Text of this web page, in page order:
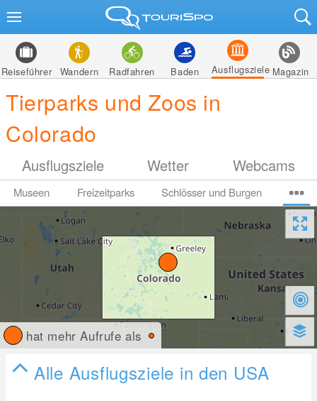
Reiseführer Wandern Radfahren Baden Ausflugsziele Magazin
Tierparks und Zoos in
Colorado
Ausflugsziele Wetter Webcams
Museen Freizeitparks Schlösser und Burgen
hat mehr Aufrufe als
Alle Ausflugsziele in den USA